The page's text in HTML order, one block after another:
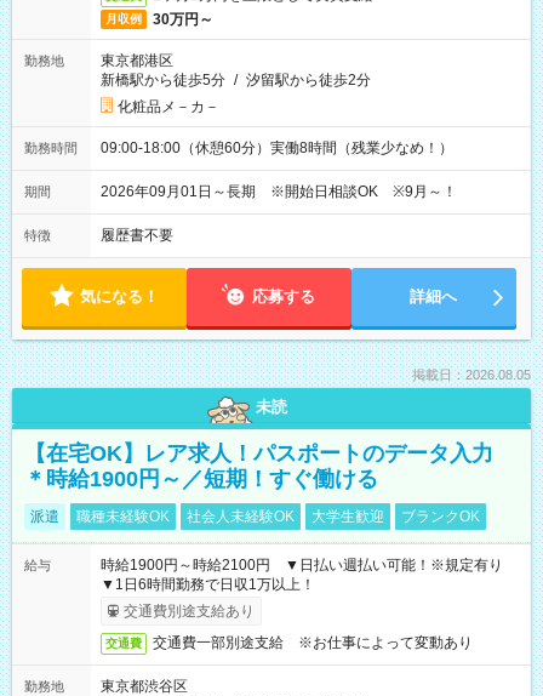
月収例 30万円～
勤務地
東京都港区
新橋駅から徒歩5分 / 汐留駅から徒歩2分
化粧品メ－カ－
勤務時間 09:00-18:00（休憩60分）実働8時間（残業少なめ！）
期間 2026年09月01日～長期 ※開始日相談OK ※9月～！
特徴 履歴書不要
気になる！ 応募する 詳細へ
掲載日：2026.08.05
未読
【在宅OK】レア求人！パスポートのデータ入力
＊時給1900円～／短期！すぐ働ける
派遣 職種未経験OK 社会人未経験OK 大学生歓迎 ブランクOK
給与
時給1900円～時給2100円 ▼日払い週払い可能！※規定有り
▼1日6時間勤務で日収1万以上！
交通費別途支給あり
交通費 交通費一部別途支給 ※お仕事によって変動あり
勤務地
東京都渋谷区